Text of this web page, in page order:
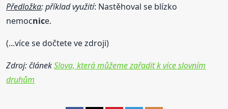
Předložka: příklad využití: Nastěhoval se blízko
nemocnice.
(...více se dočtete ve zdroji)
Zdroj: článekSlova, která můžeme zařadit k více slovním
druhům